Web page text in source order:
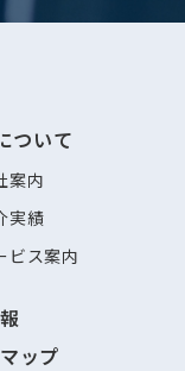
ついて
案内
実績
ビス案内
ップ